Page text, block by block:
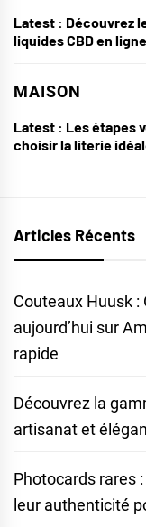
Latest : Découvrez
liquides CBD en ligne
MAISON
Latest : Les étapes
choisir la literie
Articles Récents
Couteaux Huusk
aujourd’hui sur
rapide
Découvrez la
artisanat et
Photocards rares
leur authenticité